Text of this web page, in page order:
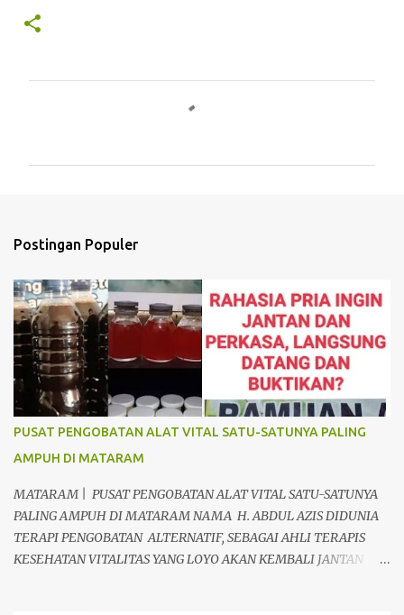
r
Postingan Populer
PUSAT PENGOBATAN ALAT VITAL SATU-SATUNYA PALING
AMPUH DI MATARAM
MATARAM | PUSAT PENGOBATAN ALAT VITAL SATU-SATUNYA
PALING AMPUH DI MATARAM NAMA H. ABDUL AZIS DIDUNIA
TERAPI PENGOBATAN ALTERNATIF, SEBAGAI AHLI TERAPIS
KESEHATAN VITALITAS YANG LOYO AKAN KEMBALI JANTAN